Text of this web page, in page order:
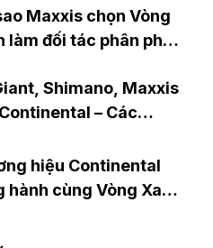
Maxxis chọn Vòng
làm đối tác phân phối
Shimano, Maxxis
– Các
cùng Vòng Xanh tại
hiệu Continental
hành cùng Vòng Xanh